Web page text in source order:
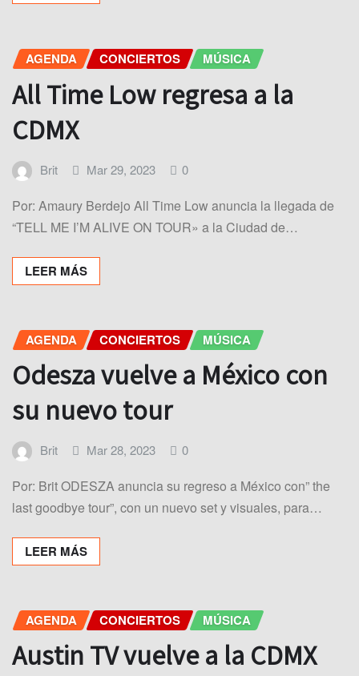
AGENDA CONCIERTOS MÚSICA
All Time Low regresa a la
CDMX
Brit Mar 29, 2023 0
Por: Amaury Berdejo All Time Low anuncia la llegada de
“TELL ME I’M ALIVE ON TOUR» a la Ciudad de…
LEER MÁS
AGENDA CONCIERTOS MÚSICA
Odesza vuelve a México con
su nuevo tour
Brit Mar 28, 2023 0
Por: Brit ODESZA anuncia su regreso a México con” the
last goodbye tour”, con un nuevo set y visuales, para…
LEER MÁS
AGENDA CONCIERTOS MÚSICA
Austin TV vuelve a la CDMX